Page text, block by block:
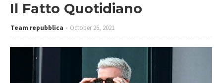
Il Fatto Quotidiano
Team repubblica October 26, 2021